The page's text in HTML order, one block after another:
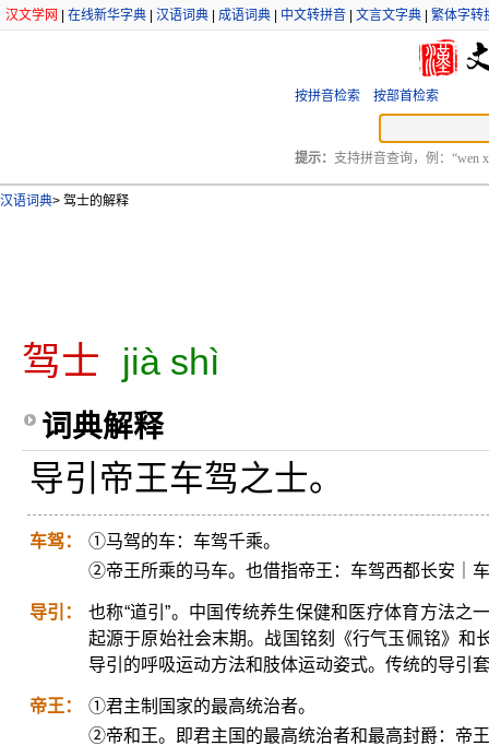
汉文学网 在线新华字典 汉语词典 成语词典 中文转拼音 文言文字典 繁体字转
按拼音检索 按部首检索
提示： 支持拼音查询，例：“wen
汉语词典> 驾士的解释
驾士 jià shì
词典解释
导引帝王车驾之士。
车驾：
①马驾的车：车驾千乘。
②帝王所乘的马车。也借指帝王：车驾西都长安｜
导引：
也称“道引”。中国传统养生保健和医疗体育方法之
起源于原始社会末期。战国铭刻《行气玉佩铭》和
导引的呼吸运动方法和肢体运动姿式。传统的导引
帝王：
①君主制国家的最高统治者。
②帝和王。即君主国的最高统治者和最高封爵：帝